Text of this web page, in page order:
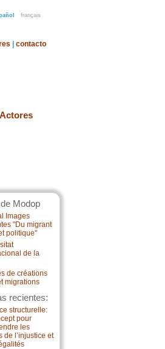
français
contacto
Actores
Modop
Images
"Du migrant
politique"
de la
de créations
migrations
recientes:
structurelle:
pour
les
de l’injustice et